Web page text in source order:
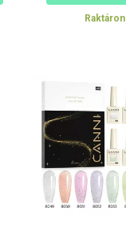
Raktáron